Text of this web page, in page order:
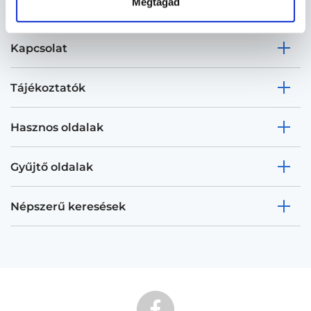
Kapcsolat
Tájékoztatók
Hasznos oldalak
Gyűjtő oldalak
Népszerű keresések